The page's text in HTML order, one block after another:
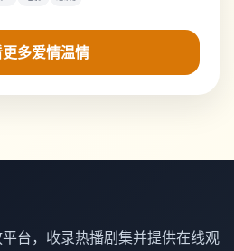
多爱情温情
台，收录热播剧集并提供在线观